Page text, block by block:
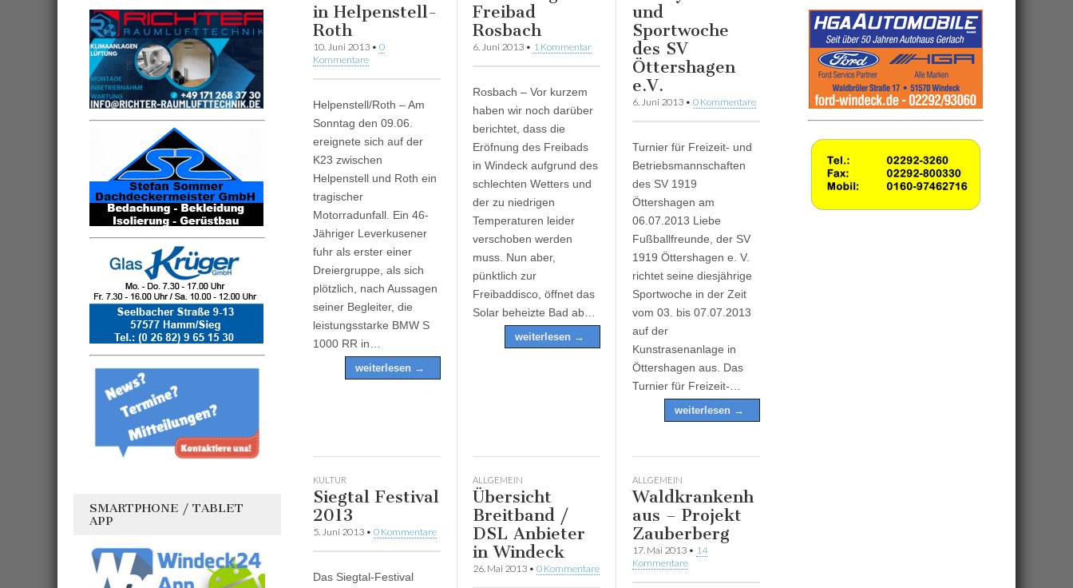
in Helpenstell-
Roth
10. Juni 2013 • 0
Kommentare
Helpenstell/Roth – Am
Sonntag den 09.06.
ereignete sich auf der
K23 zwischen
Helpenstell und Roth ein
tragischer
Motorradunfall. Ein 46-
Jähriger Leverkusener
fuhr als erster einer
Dreiergruppe, als sich
plötzlich, nach Aussagen
seiner Begleiter, die
leistungsstarke BMW S
1000 RR in…
weiterlesen →
Freibad
Rosbach
6. Juni 2013• 1 Kommentar
Rosbach – Vor kurzem
haben wir noch darüber
berichtet, dass die
Eröfnung des Freibads
in Windeck aufgrund des
schlechten Wetters und
der zu niedrigen
Temperaturen leider
verschoben werden
muss. Nun aber,
pünktlich zur
Freibaddisco, öffnet das
Solar beheizte Bad ab…
weiterlesen →
und
Sportwoche
des SV
Öttershagen
e.V.
6. Juni 2013• 0 Kommentare
Turnier für Freizeit- und
Betriebsmannschaften
des SV 1919
Öttershagen am
06.07.2013 Liebe
Fußballfreunde, der SV
1919 Öttershagen e. V.
richtet seine diesjährige
Sportwoche in der Zeit
vom 03. bis 07.07.2013
auf der
Kunstrasenanlage in
Öttershagen aus. Das
Turnier für Freizeit-…
weiterlesen →
KULTUR
Siegtal Festival
2013
5. Juni 2013 • 0 Kommentare
Das Siegtal-Festival
ALLGEMEIN
Übersicht
Breitband /
DSL Anbieter
in Windeck
26. Mai 2013• 0 Kommentare
ALLGEMEIN
Waldkrankenh
aus – Projekt
Zauberberg
17. Mai 2013• 14
Kommentare
SMARTPHONE / TABLET
APP